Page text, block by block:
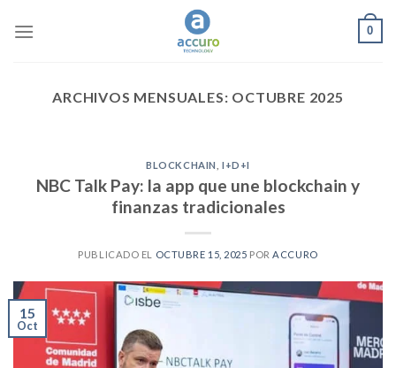
0
ARCHIVOS MENSUALES: OCTUBRE 2025
BLOCKCHAIN I+D+I
NBC Talk Pay: la app que une blockchain y
finanzas tradicionales
PUBLICADO EL OCTUBRE 15, 2025 POR ACCURO
15
Oct